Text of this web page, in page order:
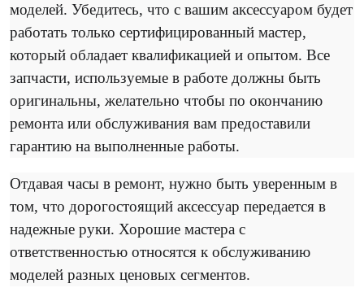
моделей. Убедитесь, что с вашим аксессуаром будет
работать только сертифицированный мастер,
который обладает квалификацией и опытом. Все
запчасти, используемые в работе должны быть
оригинальны, желательно чтобы по окончанию
ремонта или обслуживания вам предоставили
гарантию на выполненные работы.
Отдавая часы в ремонт, нужно быть уверенным в
том, что дорогостоящий аксессуар передается в
надежные руки. Хорошие мастера с
ответственностью относятся к обслуживанию
моделей разных ценовых сегментов.